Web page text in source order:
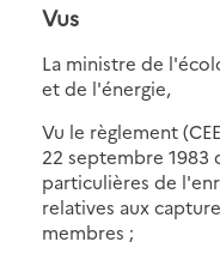
Vus
La ministre de
et de l'énergie,
Vu le règlement
22 septembre 1983
particulières de
relatives aux
membres ;